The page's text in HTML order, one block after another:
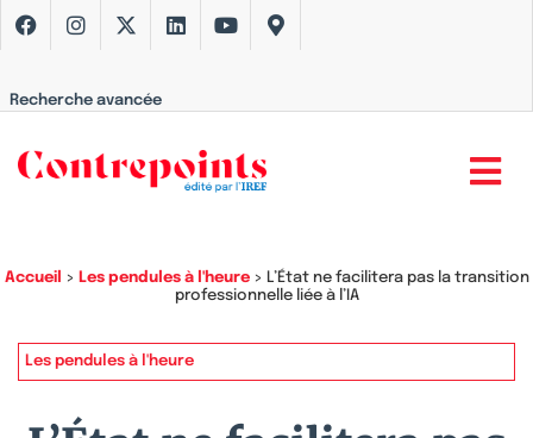
Recherche avancée
Accueil > Les pendules à l'heure> L’État ne facilitera pas la transition
professionnelle liée à l’IA
Les pendules à l'heure